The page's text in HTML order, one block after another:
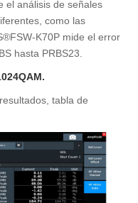
el análisis de señales
como las
K70P mide el error
hasta PRBS23.
tabla de